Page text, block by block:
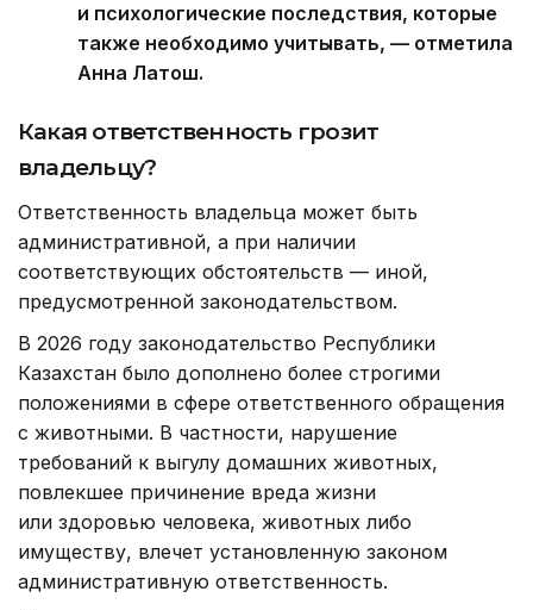
и психологические последствия, которые
также необходимо учитывать, — отметила
Анна Латош.
Какая ответственность грозит
владельцу?
Ответственность владельца может быть
административной, а при наличии
соответствующих обстоятельств — иной,
предусмотренной законодательством.
В 2026 году законодательство Республики
Казахстан было дополнено более строгими
положениями в сфере ответственного обращения
с животными. В частности, нарушение
требований к выгулу домашних животных,
повлекшее причинение вреда жизни
или здоровью человека, животных либо
имуществу, влечет установленную законом
административную ответственность.